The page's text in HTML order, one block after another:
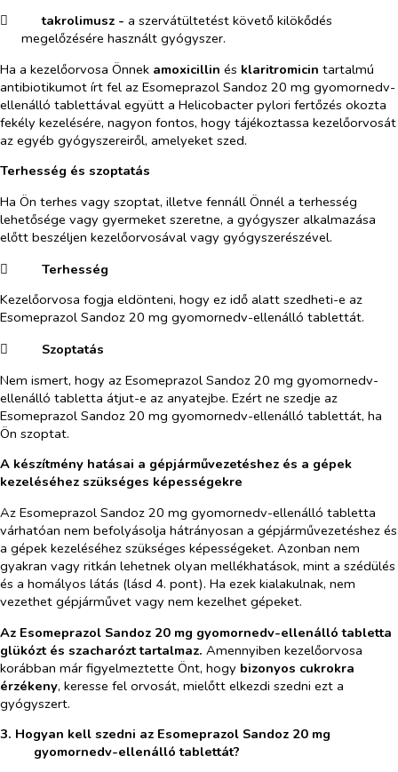
​
takrolimusz - a szervátültetést követő kilökődés
megelőzésére használt gyógyszer.
Ha a kezelőorvosa Önnek amoxicillin és klaritromicin tartalmú
antibiotikumot írt fel az Esomeprazol Sandoz 20 mg gyomornedv-
ellenálló tablettával együtt a Helicobacter pylori fertőzés okozta
fekély kezelésére, nagyon fontos, hogy tájékoztassa kezelőorvosát
az egyéb gyógyszereiről, amelyeket szed.
Terhesség és szoptatás
Ha Ön terhes vagy szoptat, illetve fennáll Önnél a terhesség
lehetősége vagy gyermeket szeretne, a gyógyszer alkalmazása
előtt beszéljen kezelőorvosával vagy gyógyszerészével.
​
Terhesség
Kezelőorvosa fogja eldönteni, hogy ez idő alatt szedheti-e az
Esomeprazol Sandoz 20 mg gyomornedv-ellenálló tablettát.
​
Szoptatás
Nem ismert, hogy az Esomeprazol Sandoz 20 mg gyomornedv-
ellenálló tabletta átjut-e az anyatejbe. Ezért ne szedje az
Esomeprazol Sandoz 20 mg gyomornedv-ellenálló tablettát, ha
Ön szoptat.
A készítmény hatásai a gépjárművezetéshez és a gépek
kezeléséhez szükséges képességekre
Az Esomeprazol Sandoz 20 mg gyomornedv-ellenálló tabletta
várhatóan nem befolyásolja hátrányosan a gépjárművezetéshez és
a gépek kezeléséhez szükséges képességeket. Azonban nem
gyakran vagy ritkán lehetnek olyan mellékhatások, mint a szédülés
és a homályos látás (lásd 4. pont). Ha ezek kialakulnak, nem
vezethet gépjárművet vagy nem kezelhet gépeket.
Az Esomeprazol Sandoz 20 mg gyomornedv-ellenálló tabletta
glükózt és szacharózt tartalmaz. Amennyiben kezelőorvosa
korábban már figyelmeztette Önt, hogy bizonyos cukrokra
érzékeny, keresse fel orvosát, mielőtt elkezdi szedni ezt a
gyógyszert.
3. Hogyan kell szedni az Esomeprazol Sandoz 20 mg
gyomornedv-ellenálló tablettát?